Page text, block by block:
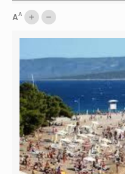
AA